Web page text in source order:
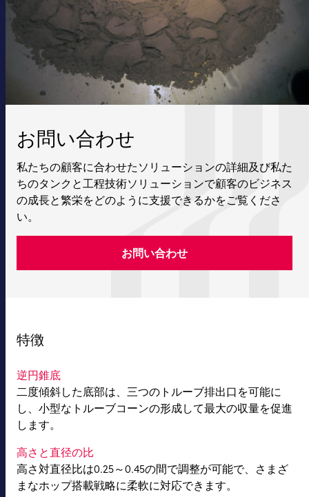
お問い合わせ
私たちの顧客に合わせたソリューションの詳細及び私た
ちのタンクと工程技術ソリューションで顧客のビジネス
の成長と繁栄をどのように支援できるかをご覧くださ
い。
お問い合わせ
特徴
逆円錐底
二度傾斜した底部は、三つのトルーブ排出口を可能に
し、小型なトルーブコーンの形成して最大の収量を促進
します。
高さと直径の比
高さ対直径比は0.25～0.45の間で調整が可能で、さまざ
まなホップ搭載戦略に柔軟に対応できます。